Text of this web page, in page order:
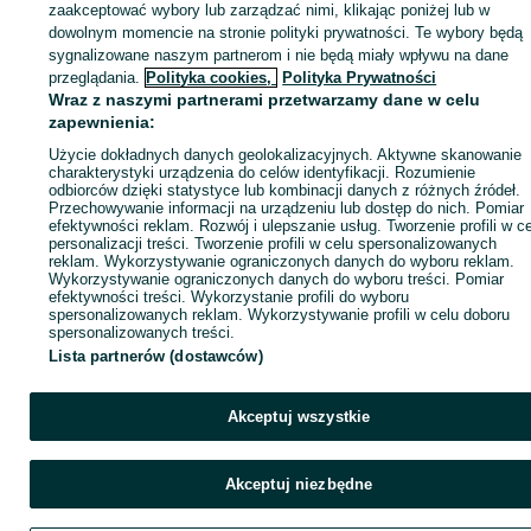
Zaloguj się / Załóż konto
zaakceptować wybory lub zarządzać nimi, klikając poniżej lub w
dowolnym momencie na stronie polityki prywatności. Te wybory będą
sygnalizowane naszym partnerom i nie będą miały wpływu na dane
przeglądania. Polityka cookies, Polityka Prywatności
Wraz z naszymi partnerami przetwarzamy dane w celu
zapewnienia:
Użycie dokładnych danych geolokalizacyjnych. Aktywne skanowanie
charakterystyki urządzenia do celów identyfikacji. Rozumienie
odbiorców dzięki statystyce lub kombinacji danych z różnych źródeł.
Przechowywanie informacji na urządzeniu lub dostęp do nich. Pomiar
efektywności reklam. Rozwój i ulepszanie usług. Tworzenie profili w
personalizacji treści. Tworzenie profili w celu spersonalizowanych
reklam. Wykorzystywanie ograniczonych danych do wyboru reklam.
Wykorzystywanie ograniczonych danych do wyboru treści. Pomiar
efektywności treści. Wykorzystanie profili do wyboru
spersonalizowanych reklam. Wykorzystywanie profili w celu doboru
spersonalizowanych treści.
Lista partnerów (dostawców)
Akceptuj wszystkie
Akceptuj niezbędne